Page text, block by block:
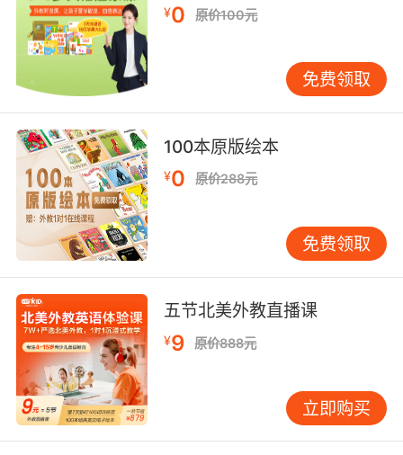
哈佛大学教育学院2022年的调研报告显示，包含
辩论环节的游学项目使学生文化敏感度提升
27%。VIPKID在伦敦校区的实践案例中，学生通
过模拟联合国辩论，不仅掌握
了"resolution""draft"等专业词汇，更深刻理解了
西方议会制运作规则。这种将语言工具与文化内
涵深度融合的设计，正是高端游学项目区别于普
通旅游的核心竞争力。
三、辩论活动的社交功能实现
青春期的社交需求与能力培养常被游学项目忽
作，构建出多维社交场景。VIPKID华盛顿特区营
地的跟踪数据显示，原本内向的学员在3天辩论训
练后，主动发言次数增加4.8倍，且87%的学员表
示"找到了表达观点的信心"。这种转变源于辩论
机制赋予的平等话语权——每个观点都值得被听
见，每种逻辑都需要被验证。
¥0 原价100元
免费领取
100本原版绘本
¥0 原价288元
免费领取
五节北美外教直播课
¥9 原价888元
立即购买